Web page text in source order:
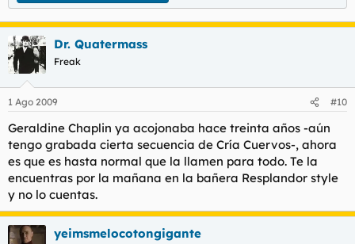
Dr. Quatermass
Freak
1 Ago 2009 #10
Geraldine Chaplin ya acojonaba hace treinta años -aún
tengo grabada cierta secuencia de Cría Cuervos-, ahora
es que es hasta normal que la llamen para todo. Te la
encuentras por la mañana en la bañera Resplandor style
y no lo cuentas.
yeimsmelocotongigante